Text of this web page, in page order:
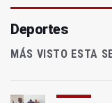
Deportes
MÁS VISTO ESTA